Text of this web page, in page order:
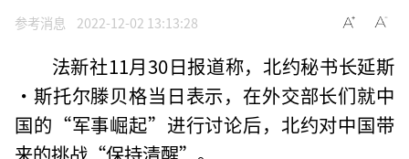
参考消息 2022-12-02 13:13:28
法新社11月30日报道称，北约秘书长延斯
·斯托尔滕贝格当日表示，在外交部长们就中
国的“军事崛起”进行讨论后，北约对中国带
来的挑战“保持清醒”。